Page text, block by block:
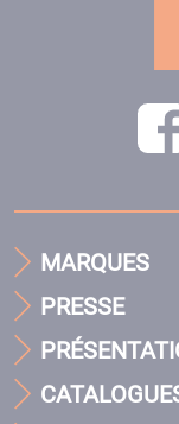
MARQUES
PRESSE